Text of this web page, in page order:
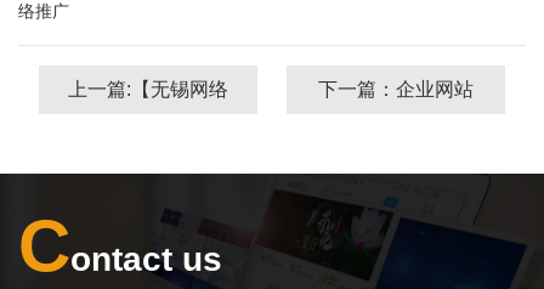
络推广
上一篇:【无锡网络 下一篇：企业网站
Contact us